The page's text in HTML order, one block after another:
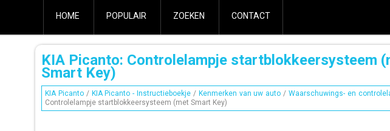
HOME POPULAIR ZOEKEN CONTACT
KIA Picanto: Controlelampje startblokkeersysteem
Smart Key)
KIA Picanto/ KIA Picanto - Instructieboekje / Kenmerken van uw auto / Waarschuwings- en
Controlelampje startblokkeersysteem (met Smart Key)